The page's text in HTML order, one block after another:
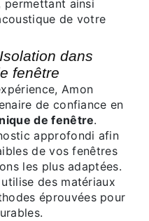
permettant ainsi
de votre
fenêtre
de confiance en
de fenêtre.
approfondi afin
de vos fenêtres
les plus adaptées.
des matériaux
éprouvées pour